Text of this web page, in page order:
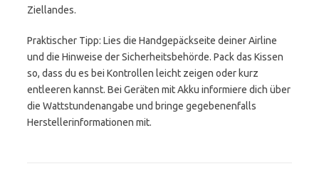
Ziellandes.
Praktischer Tipp: Lies die Handgepäckseite deiner Airline
und die Hinweise der Sicherheitsbehörde. Pack das Kissen
so, dass du es bei Kontrollen leicht zeigen oder kurz
entleeren kannst. Bei Geräten mit Akku informiere dich über
die Wattstundenangabe und bringe gegebenenfalls
Herstellerinformationen mit.